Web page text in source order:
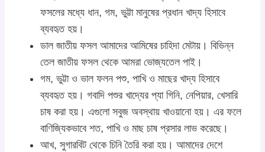
ফসলের মধ্যে ধান, গম, ভুট্টা মানুষের প্রধান খাদ্য হিসাবে
ব্যবহৃত হয়।
ডাল জাতীয় ফসল আমাদের আমিষের চাহিদা মেটায়। বিভিন্ন
তেল জাতীয় ফসল থেকে আমরা ভোজ্যতেল পাই।
গম, ভুট্টা ও ভাল ফলন পশু, পাখি ও মাছের খাদ্য হিসাবে
ব্যবহৃত হয়। গবাদি পশুর খাদ্যের প্যা গিনি, নেপিয়ার, খেসারি
চাষ করা হয়। এগুলো সবুজ অবস্থায় খাওয়ানো হয়। এর ফলে
বাণিজ্যিকভাবে শত, পাখি ও মাছ চাষ প্রসার লাভ করেছে।
আখ, সুগারবিট থেকে চিনি তৈরি করা হয়। আমাদের দেশে